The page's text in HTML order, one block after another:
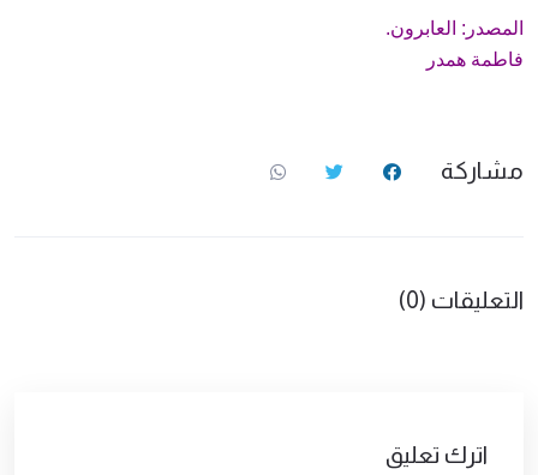
المصدر: العابرون.
فاطمة همدر
مشاركة
التعليقات (0)
اترك تعليق